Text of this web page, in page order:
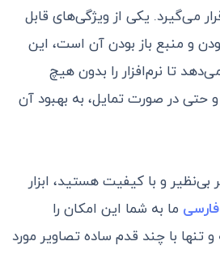
می‌گیرد. یکی از ویژگی‌های قابل
و منبع باز بودن آن است، این
تا نرم‌افزار را بدون هیچ
حتی در صورت تمایل، به بهبود آن
بی‌نظیر و با کیفیت هستید، ابزار
ما به شما این امکان را
با چند قدم ساده تصاویر مورد